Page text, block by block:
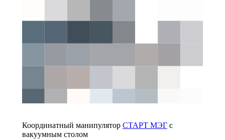
Координатный манипулятор СТАРТ МЭГ с
вакуумным столом